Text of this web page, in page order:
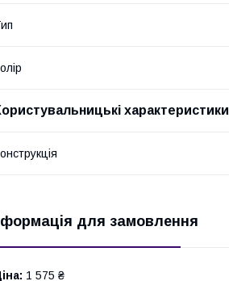
характеристики
для замовлення
1 575 ₴